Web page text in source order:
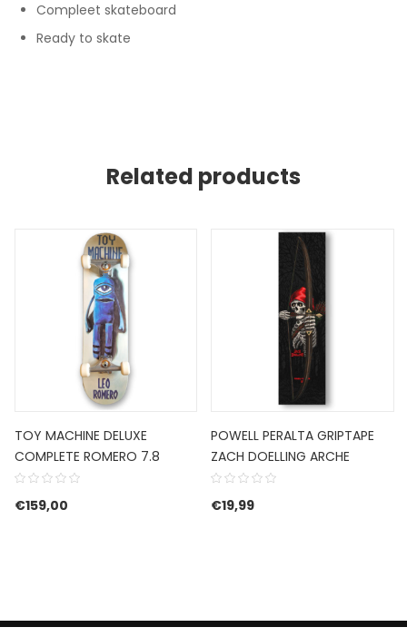
Compleet skateboard
Ready to skate
Related products
TOY MACHINE DELUXE
COMPLETE ROMERO 7.8
€159,00
POWELL PERALTA GRIPTAPE
ZACH DOELLING ARCHE
€19,99